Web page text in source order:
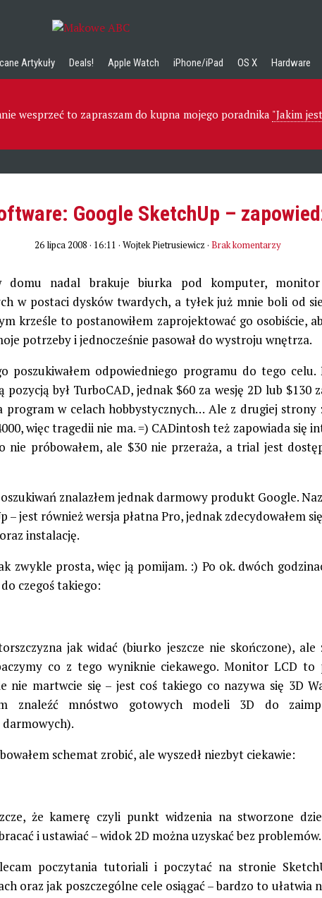
Artykuły Deals! Apple Watch iPhone/iPad OS X Hardware
wesprzeć to zapraszam do kupna mojego poradnika "Jakim
Google SketchUp –
26 lipca 2008 · 16:11 · Wojtek Pietrusiewicz · Brak komentarzy
domu nadal brakuje biurka pod komputer,
w postaci dysków twardych, a tyłek już mnie boli od
krześle to postanowiłem zaprojektować go osobiście,
potrzeby i jednocześnie pasował do wystroju wnętrza.
poszukiwałem odpowiedniego programu do tego celu.
pozycją był TurboCAD, jednak $60 za wesję 2D lub $130
program w celach hobbystycznych… Ale z drugiej strony
więc tragedii nie ma. =) CADintosh też zapowiada się
nie próbowałem, ale $30 nie przeraża, a trial jest
znalazłem jednak darmowy produkt Google.
– jest również wersja płatna Pro, jednak zdecydowałem
instalację.
zwykle prosta, więc ją pomijam. :) Po ok. dwóch
czegoś takiego:
jak widać (biurko jeszcze nie skończone), ale
co z tego wyniknie ciekawego. Monitor LCD to
nie martwcie się – jest coś takiego co nazywa się 3D
znaleźć mnóstwo gotowych modeli 3D do
darmowych).
schemat zrobić, ale wyszedł niezbyt ciekawie:
że kamerę czyli punkt widzenia na stworzone
i ustawiać – widok 2D można uzyskać bez problemów.
poczytania tutoriali i poczytać na stronie
oraz jak poszczególne cele osiągać – bardzo to ułatwia